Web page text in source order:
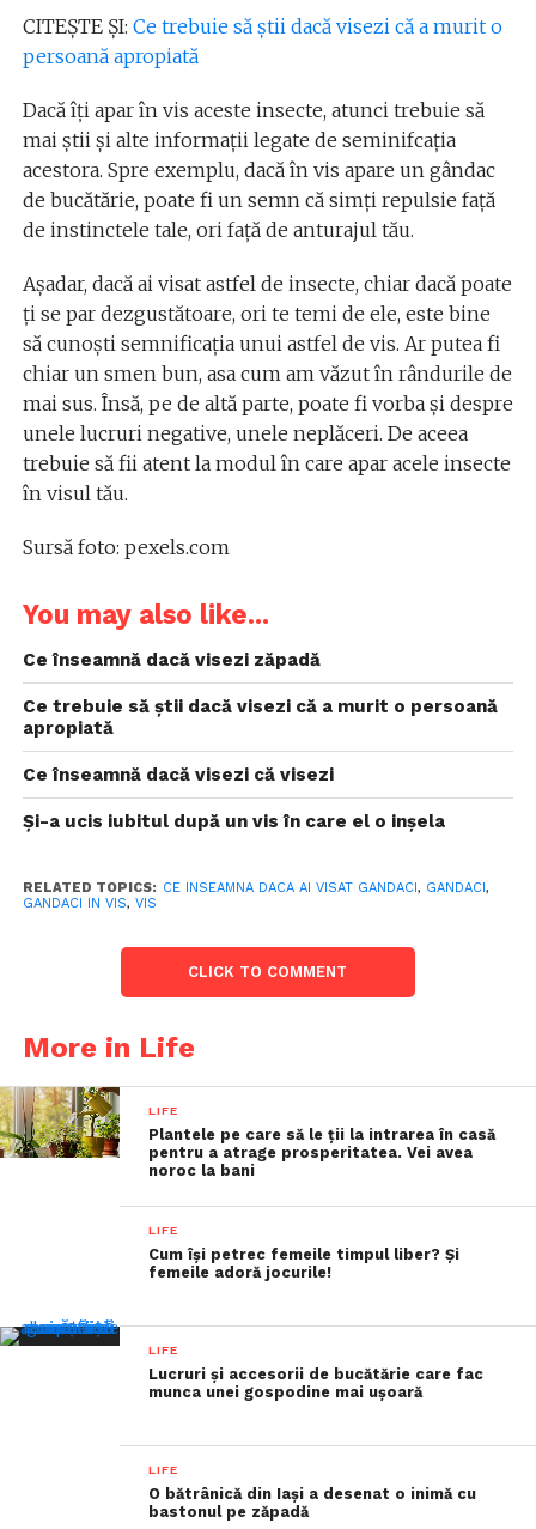
CITEȘTE ȘI: Ce trebuie să știi dacă visezi că a murit o
persoană apropiată
Dacă îți apar în vis aceste insecte, atunci trebuie să
mai știi și alte informații legate de seminifcația
acestora. Spre exemplu, dacă în vis apare un gândac
de bucătărie, poate fi un semn că simți repulsie față
de instinctele tale, ori față de anturajul tău.
Așadar, dacă ai visat astfel de insecte, chiar dacă poate
ți se par dezgustătoare, ori te temi de ele, este bine
să cunoști semnificația unui astfel de vis. Ar putea fi
chiar un smen bun, asa cum am văzut în rândurile de
mai sus. Însă, pe de altă parte, poate fi vorba și despre
unele lucruri negative, unele neplăceri. De aceea
trebuie să fii atent la modul în care apar acele insecte
în visul tău.
Sursă foto: pexels.com
You may also like...
Ce înseamnă dacă visezi zăpadă
Ce trebuie să știi dacă visezi că a murit o persoană
apropiată
Ce înseamnă dacă visezi că visezi
Și-a ucis iubitul după un vis în care el o inșela
RELATED TOPICS: CE INSEAMNA DACA AI VISAT GANDACI, GANDACI,
GANDACI IN VIS, VIS
CLICK TO COMMENT
More in Life
LIFE
Plantele pe care să le ții la intrarea în casă
pentru a atrage prosperitatea. Vei avea
noroc la bani
LIFE
Cum își petrec femeile timpul liber? Și
femeile adoră jocurile!
LIFE
Lucruri și accesorii de bucătărie care fac
munca unei gospodine mai ușoară
LIFE
O bătrânică din Iași a desenat o inimă cu
bastonul pe zăpadă